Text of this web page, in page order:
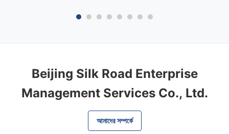
Beijing Silk Road Enterprise
Management Services Co., Ltd.
আমাদের সম্পর্কে